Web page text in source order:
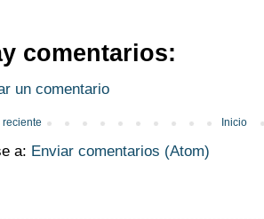
comentarios:
un comentario
reciente Inicio
a: Enviar comentarios (Atom)